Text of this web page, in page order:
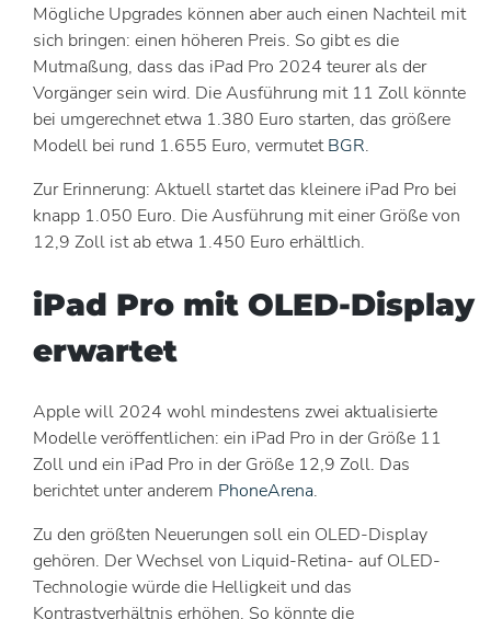
Mögliche Upgrades können aber auch einen Nachteil mit
sich bringen: einen höheren Preis. So gibt es die
Mutmaßung, dass das iPad Pro 2024 teurer als der
Vorgänger sein wird. Die Ausführung mit 11 Zoll könnte
bei umgerechnet etwa 1.380 Euro starten, das größere
Modell bei rund 1.655 Euro, vermutetBGR.
Zur Erinnerung: Aktuell startet das kleinere iPad Pro bei
knapp 1.050 Euro. Die Ausführung mit einer Größe von
12,9 Zoll ist ab etwa 1.450 Euro erhältlich.
iPad Pro mit OLED-Display
erwartet
Apple will 2024 wohl mindestens zwei aktualisierte
Modelle veröffentlichen: ein iPad Pro in der Größe 11
Zoll und ein iPad Pro in der Größe 12,9 Zoll. Das
berichtet unter anderem PhoneArena.
Zu den größten Neuerungen soll ein OLED-Display
gehören. Der Wechsel von Liquid-Retina- auf OLED-
Technologie würde die Helligkeit und das
Kontrastverhältnis erhöhen. So könnte die